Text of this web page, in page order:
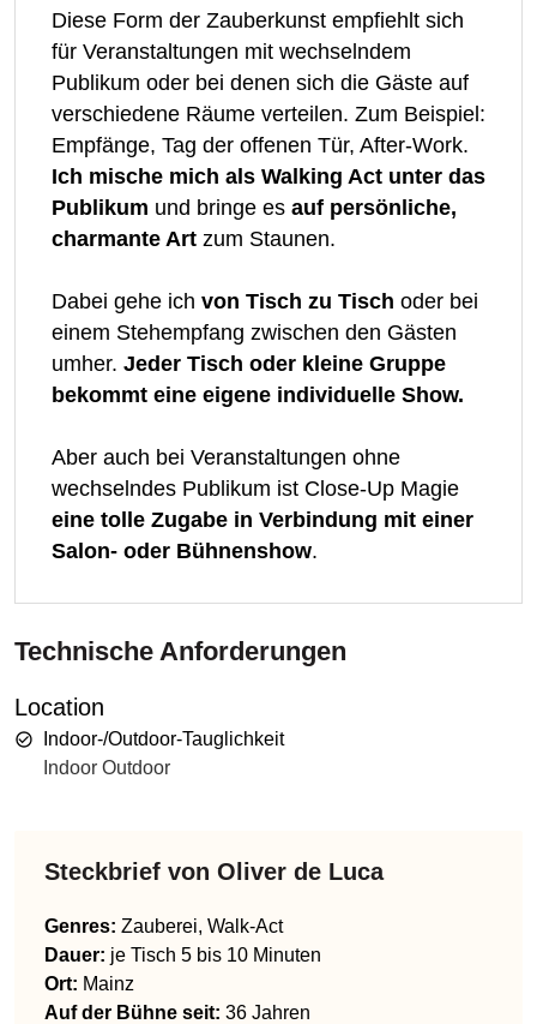
Diese Form der Zauberkunst empfiehlt sich
für Veranstaltungen mit wechselndem
Publikum oder bei denen sich die Gäste auf
verschiedene Räume verteilen. Zum Beispiel:
Empfänge, Tag der offenen Tür, After-Work.
Ich mische mich als Walking Act unter das
Publikum und bringe es auf persönliche,
charmante Art zum Staunen.
Dabei gehe ich von Tisch zu Tisch oder bei
einem Stehempfang zwischen den Gästen
umher. Jeder Tisch oder kleine Gruppe
bekommt eine eigene individuelle Show.
Aber auch bei Veranstaltungen ohne
wechselndes Publikum ist Close-Up Magie
eine tolle Zugabe in Verbindung mit einer
Salon- oder Bühnenshow.
Technische Anforderungen
Location
Indoor-/Outdoor-Tauglichkeit
Indoor Outdoor
Steckbrief von Oliver de Luca
Genres: Zauberei, Walk-Act
Dauer: je Tisch 5 bis 10 Minuten
Ort: Mainz
Auf der Bühne seit: 36 Jahren